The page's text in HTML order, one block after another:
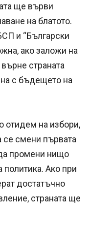
ще върви
на блатото.
и “Български
ако заложи на
страната
с бъдещето на
отидем на избори,
смени първата
промени нищо
Ако при
достатъчно
страната ще